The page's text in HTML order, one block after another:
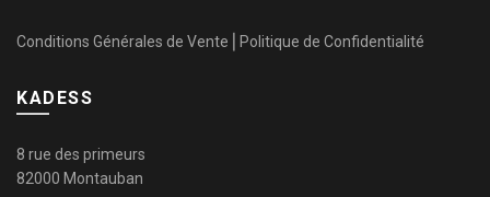
Conditions Générales de Vente Politique de Confidentialité
KADESS
8 rue des primeurs
82000 Montauban